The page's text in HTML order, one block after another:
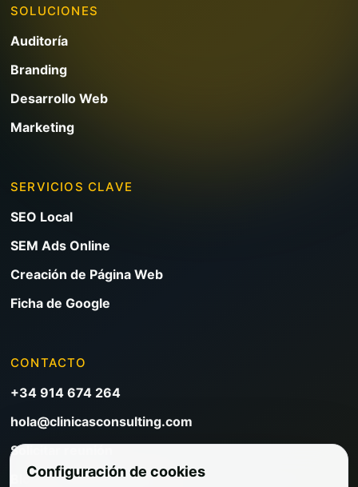
SOLUCIONES
Auditoría
Branding
Desarrollo Web
Marketing
SERVICIOS CLAVE
SEO Local
SEM Ads Online
Creación de Página Web
Ficha de Google
CONTACTO
+34 914 674 264
hola@clinicasconsulting.com
Solicitar reunión
Blog de marketing clínico
Configuración de cookies